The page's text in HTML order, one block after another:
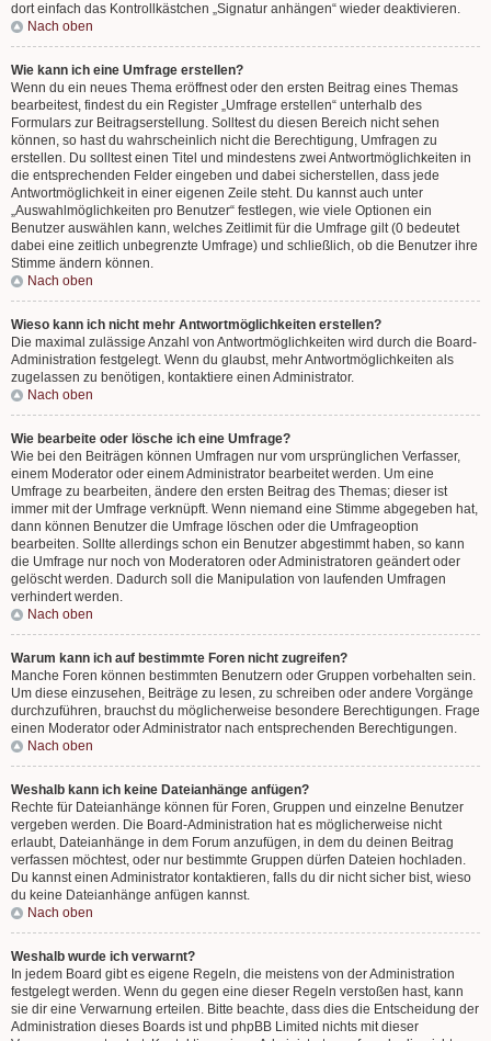
dort einfach das Kontrollkästchen „Signatur anhängen“ wieder deaktivieren.
Nach oben
Wie kann ich eine Umfrage erstellen?
Wenn du ein neues Thema eröffnest oder den ersten Beitrag eines Themas
bearbeitest, findest du ein Register „Umfrage erstellen“ unterhalb des
Formulars zur Beitragserstellung. Solltest du diesen Bereich nicht sehen
können, so hast du wahrscheinlich nicht die Berechtigung, Umfragen zu
erstellen. Du solltest einen Titel und mindestens zwei Antwortmöglichkeiten in
die entsprechenden Felder eingeben und dabei sicherstellen, dass jede
Antwortmöglichkeit in einer eigenen Zeile steht. Du kannst auch unter
„Auswahlmöglichkeiten pro Benutzer“ festlegen, wie viele Optionen ein
Benutzer auswählen kann, welches Zeitlimit für die Umfrage gilt (0 bedeutet
dabei eine zeitlich unbegrenzte Umfrage) und schließlich, ob die Benutzer ihre
Stimme ändern können.
Nach oben
Wieso kann ich nicht mehr Antwortmöglichkeiten erstellen?
Die maximal zulässige Anzahl von Antwortmöglichkeiten wird durch die Board-
Administration festgelegt. Wenn du glaubst, mehr Antwortmöglichkeiten als
zugelassen zu benötigen, kontaktiere einen Administrator.
Nach oben
Wie bearbeite oder lösche ich eine Umfrage?
Wie bei den Beiträgen können Umfragen nur vom ursprünglichen Verfasser,
einem Moderator oder einem Administrator bearbeitet werden. Um eine
Umfrage zu bearbeiten, ändere den ersten Beitrag des Themas; dieser ist
immer mit der Umfrage verknüpft. Wenn niemand eine Stimme abgegeben hat,
dann können Benutzer die Umfrage löschen oder die Umfrageoption
bearbeiten. Sollte allerdings schon ein Benutzer abgestimmt haben, so kann
die Umfrage nur noch von Moderatoren oder Administratoren geändert oder
gelöscht werden. Dadurch soll die Manipulation von laufenden Umfragen
verhindert werden.
Nach oben
Warum kann ich auf bestimmte Foren nicht zugreifen?
Manche Foren können bestimmten Benutzern oder Gruppen vorbehalten sein.
Um diese einzusehen, Beiträge zu lesen, zu schreiben oder andere Vorgänge
durchzuführen, brauchst du möglicherweise besondere Berechtigungen. Frage
einen Moderator oder Administrator nach entsprechenden Berechtigungen.
Nach oben
Weshalb kann ich keine Dateianhänge anfügen?
Rechte für Dateianhänge können für Foren, Gruppen und einzelne Benutzer
vergeben werden. Die Board-Administration hat es möglicherweise nicht
erlaubt, Dateianhänge in dem Forum anzufügen, in dem du deinen Beitrag
verfassen möchtest, oder nur bestimmte Gruppen dürfen Dateien hochladen.
Du kannst einen Administrator kontaktieren, falls du dir nicht sicher bist, wieso
du keine Dateianhänge anfügen kannst.
Nach oben
Weshalb wurde ich verwarnt?
In jedem Board gibt es eigene Regeln, die meistens von der Administration
festgelegt werden. Wenn du gegen eine dieser Regeln verstoßen hast, kann
sie dir eine Verwarnung erteilen. Bitte beachte, dass dies die Entscheidung der
Administration dieses Boards ist und phpBB Limited nichts mit dieser